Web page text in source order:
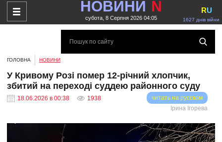
НОВИНИ N
субота, 8 Серпня 2026 04:05 1627 днів війни
RU
ГОЛОВНА НОВИНИ
У Кривому Розі помер 12-річний хлопчик,
збитий на переході суддею районного суду
18.06.2026 в 00:38 1938
читать на русском
Ірина Ігорева